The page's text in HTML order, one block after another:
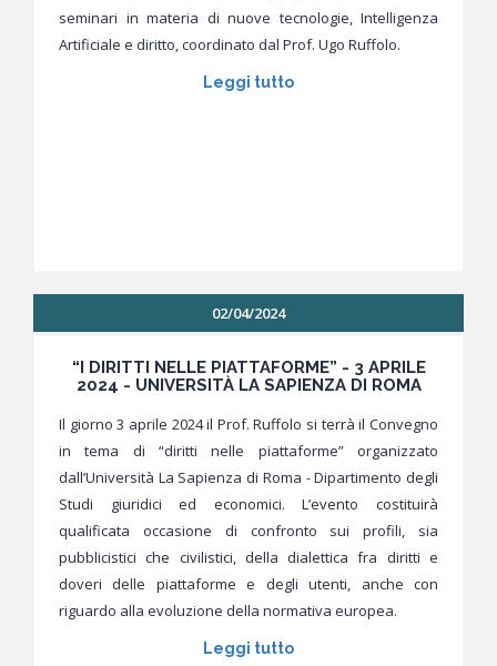
seminari in materia di nuove tecnologie, Intelligenza
Artificiale e diritto, coordinato dal Prof. Ugo Ruffolo.
Leggi tutto
02/04/2024
“I DIRITTI NELLE PIATTAFORME” - 3 APRILE
2024 - UNIVERSITÀ LA SAPIENZA DI ROMA
Il giorno 3 aprile 2024 il Prof. Ruffolo si terrà il Convegno
in tema di “diritti nelle piattaforme” organizzato
dall’Università La Sapienza di Roma - Dipartimento degli
Studi giuridici ed economici. L’evento costituirà
qualificata occasione di confronto sui profili, sia
pubblicistici che civilistici, della dialettica fra diritti e
doveri delle piattaforme e degli utenti, anche con
riguardo alla evoluzione della normativa europea.
Leggi tutto